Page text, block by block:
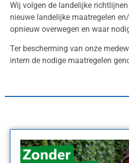
Wij volgen de landelijke
nieuwe landelijke maatregelen
opnieuw overwegen en waar
Ter bescherming van onze
intern de nodige maatregelen